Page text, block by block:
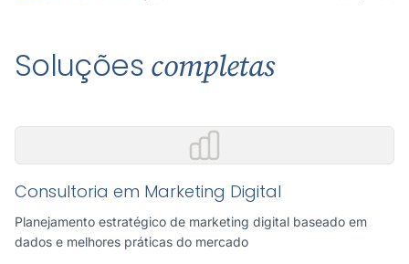
Soluções completas
Consultoria em Marketing Digital
Planejamento estratégico de marketing digital baseado em
dados e melhores práticas do mercado